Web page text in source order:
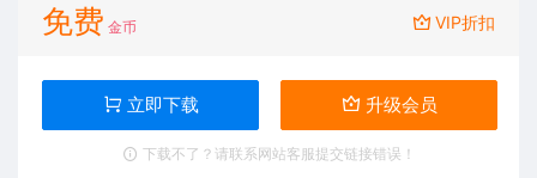
免费 金币 VIP折扣
立即下载 升级会员
下载不了？请联系网站客服提交链接错误！